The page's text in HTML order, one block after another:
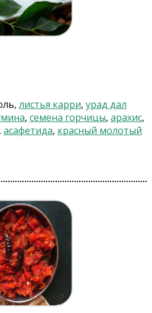
листья карри, урад дал
, семена горчицы, арахис,
, асафетида, красный молотый